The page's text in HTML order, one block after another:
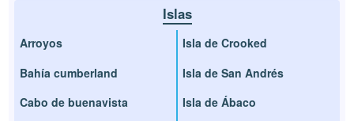
Islas
Arroyos
Bahía cumberland
Cabo de buenavista
Isla de Crooked
Isla de San Andrés
Isla de Ábaco